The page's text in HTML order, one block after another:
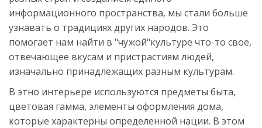
информационного пространства, мы стали больше
узнавать о традициях других народов. Это
помогает нам найти в "чужой"культуре что-то свое,
отвечающее вкусам и пристрастиям людей,
изначально принадлежащих разным культурам.
В этно интерьере используются предметы быта,
цветовая гамма, элементы оформления дома,
которые характерны определенной нации. В этом